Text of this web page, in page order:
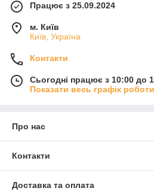
Працює з 25.09.2024
м. Київ
Київ, Україна
Контакти
Сьогодні працює з 10:00 до
Показати весь графік роботи
Про нас
Контакти
Доставка та оплата